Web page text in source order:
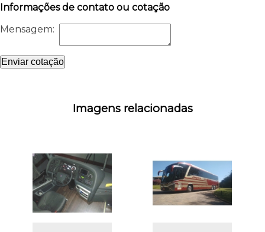
Informações de contato ou cotação
Mensagem:
Enviar cotação
Imagens relacionadas